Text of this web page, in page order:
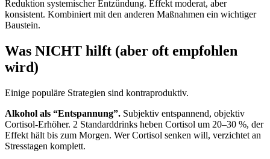
Reduktion systemischer Entzündung. Effekt moderat, aber
konsistent. Kombiniert mit den anderen Maßnahmen ein wichtiger
Baustein.
Was NICHT hilft (aber oft empfohlen
wird)
Einige populäre Strategien sind kontraproduktiv.
Alkohol als “Entspannung”. Subjektiv entspannend, objektiv
Cortisol-Erhöher. 2 Standarddrinks heben Cortisol um 20–30 %, der
Effekt hält bis zum Morgen. Wer Cortisol senken will, verzichtet an
Stresstagen komplett.